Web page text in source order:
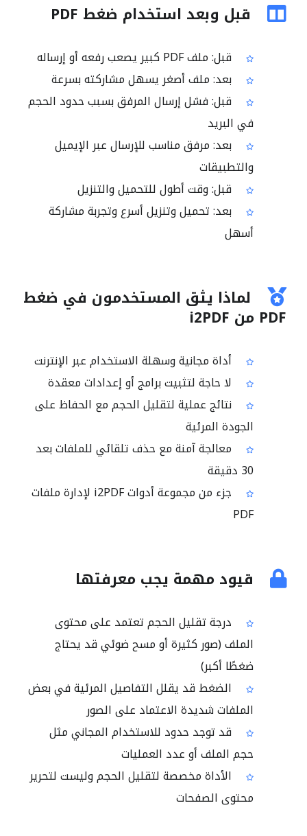
قبل وبعد استخدام ضغط PDF
قبل: ملف PDF كبير يصعب رفعه أو إرساله
بعد: ملف أصغر يسهل مشاركته بسرعة
قبل: فشل إرسال المرفق بسبب حدود الحجم
في البريد
بعد: مرفق مناسب للإرسال عبر الإيميل
والتطبيقات
قبل: وقت أطول للتحميل والتنزيل
بعد: تحميل وتنزيل أسرع وتجربة مشاركة
أسهل
لماذا يثق المستخدمون في ضغط
PDF من i2PDF
أداة مجانية وسهلة الاستخدام عبر الإنترنت
لا حاجة لتثبيت برامج أو إعدادات معقدة
نتائج عملية لتقليل الحجم مع الحفاظ على
الجودة المرئية
معالجة آمنة مع حذف تلقائي للملفات بعد
30 دقيقة
جزء من مجموعة أدوات i2PDF لإدارة ملفات
PDF
قيود مهمة يجب معرفتها
درجة تقليل الحجم تعتمد على محتوى
الملف (صور كثيرة أو مسح ضوئي قد يحتاج
ضغطًا أكبر)
الضغط قد يقلل التفاصيل المرئية في بعض
الملفات شديدة الاعتماد على الصور
قد توجد حدود للاستخدام المجاني مثل
حجم الملف أو عدد العمليات
الأداة مخصصة لتقليل الحجم وليست لتحرير
محتوى الصفحات